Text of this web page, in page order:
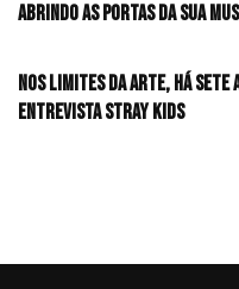
Abrindo as portas da sua
Nos limites da arte, há sete
Entrevista Stray Kids